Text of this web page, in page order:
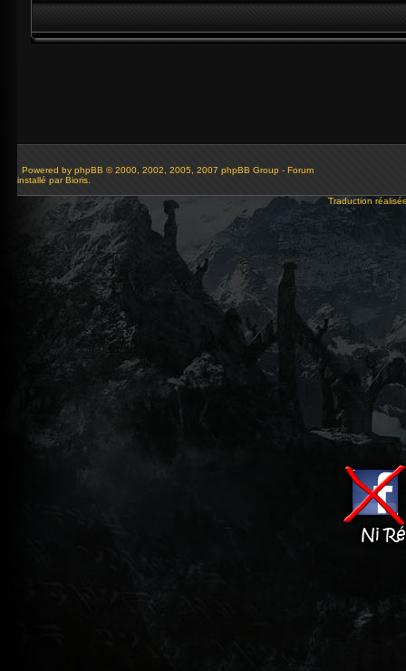
Powered by phpBB © 2000, 2002, 2005, 2007 phpBB Group - Forum
installé par Bioris.
Traduction